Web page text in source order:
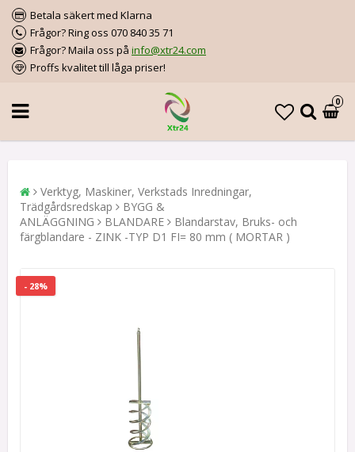
Betala säkert med Klarna
Frågor? Ring oss 070 840 35 71
Frågor? Maila oss på info@xtr24.com
Proffs kvalitet till låga priser!
0
Verktyg, Maskiner, Verkstads Inredningar,
Trädgårdsredskap
BYGG &
ANLÄGGNING
BLANDARE
Blandarstav, Bruks- och
färgblandare - ZINK -TYP D1 FI= 80 mm ( MORTAR )
- 28%